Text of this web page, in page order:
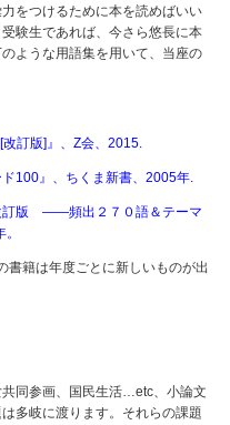
をつけるために本を読めばいい
験生であれば、今さら悠長に本
ような用語集を用いて、当座の
改訂版]』、Z会、2015.
100』、ちくま新書、2005年.
訂版 ――頻出２７０語＆テーマ
書籍は年度ごとに新しいものが出
同参画、国民生活…etc、小論文
多岐に渡ります。それらの課題